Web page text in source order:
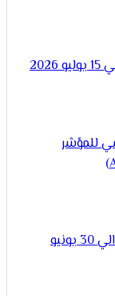
من 16 الي 30 يونيو